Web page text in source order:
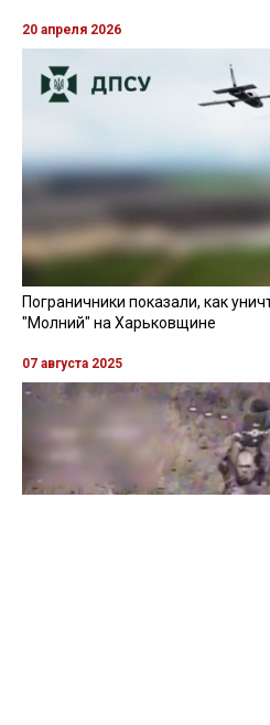
20 апреля 2026
Пограничники показали, как
"Молний" на Харьковщине
07 августа 2025